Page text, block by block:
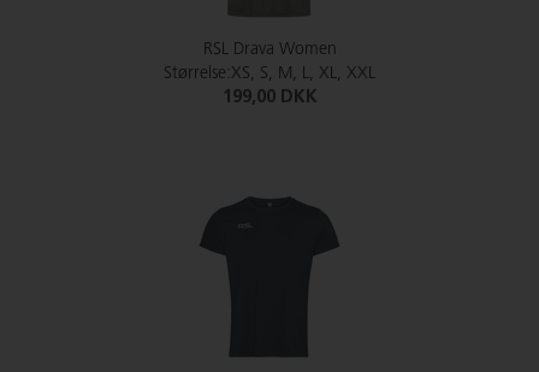
RSL Drava Women
Størrelse:XS, S, M, L, XL, XXL
199,00 DKK